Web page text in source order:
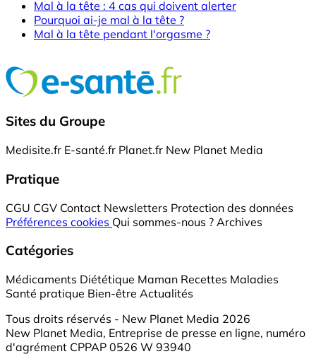
Mal à la tête : 4 cas qui doivent alerter
Pourquoi ai-je mal à la tête ?
Mal à la tête pendant l'orgasme ?
Sites du Groupe
Medisite.fr E-santé.fr Planet.fr New Planet Media
Pratique
CGU CGV Contact Newsletters Protection des données
Préférences cookies Qui sommes-nous ? Archives
Catégories
Médicaments Diététique Maman Recettes Maladies
Santé pratique Bien-être Actualités
Tous droits réservés - New Planet Media 2026
New Planet Media, Entreprise de presse en ligne, numéro
d'agrément CPPAP 0526 W 93940